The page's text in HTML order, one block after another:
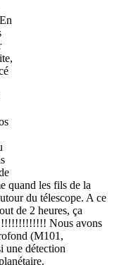
quand les fils de la
du télescope. A ce
de 2 heures, ça
Nous avons
(M101,
une détection